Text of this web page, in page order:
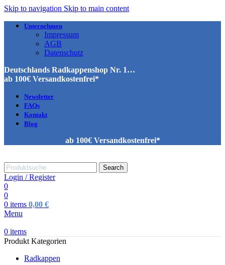
Skip to navigation Skip to main content
Unternehmen
Impressum
AGB
Datenschutz
Deutschlands Radkappenshop Nr. 1…
ab 100€ Versandkostenfrei*
Newsletter
FAQs
Kontakt
Blog
ab 100€ Versandkostenfrei*
Search
Login / Register
0
0
0 items 0,00 €
Menu
0 items
Produkt Kategorien
Radkappen